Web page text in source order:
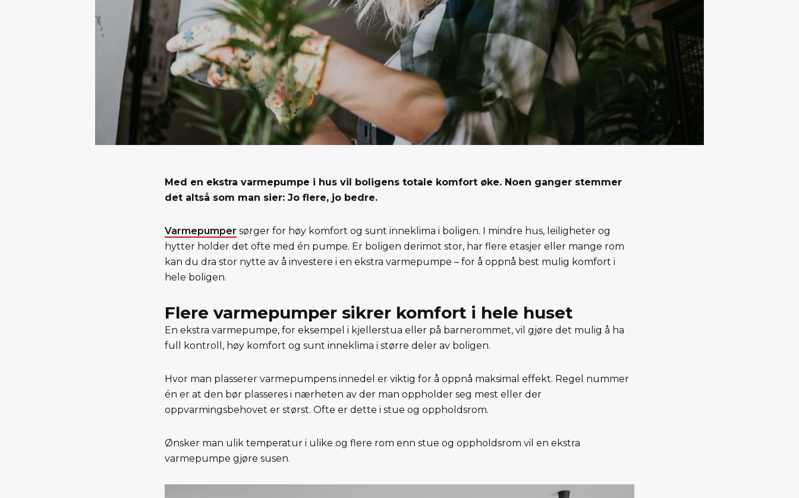
Med en ekstra varmepumpe i hus vil boligens totale komfort øke. Noen ganger stemmer
det altså som man sier: Jo flere, jo bedre.
Varmepumper sørger for høy komfort og sunt inneklima i boligen. I mindre hus, leiligheter og
hytter holder det ofte med én pumpe. Er boligen derimot stor, har flere etasjer eller mange rom
kan du dra stor nytte av å investere i en ekstra varmepumpe – for å oppnå best mulig komfort i
hele boligen.
Flere varmepumper sikrer komfort i hele huset
En ekstra varmepumpe, for eksempel i kjellerstua eller på barnerommet, vil gjøre det mulig å ha
full kontroll, høy komfort og sunt inneklima i større deler av boligen.
Hvor man plasserer varmepumpens innedel er viktig for å oppnå maksimal effekt. Regel nummer
én er at den bør plasseres i nærheten av der man oppholder seg mest eller der
oppvarmingsbehovet er størst. Ofte er dette i stue og oppholdsrom.
Ønsker man ulik temperatur i ulike og flere rom enn stue og oppholdsrom vil en ekstra
varmepumpe gjøre susen.